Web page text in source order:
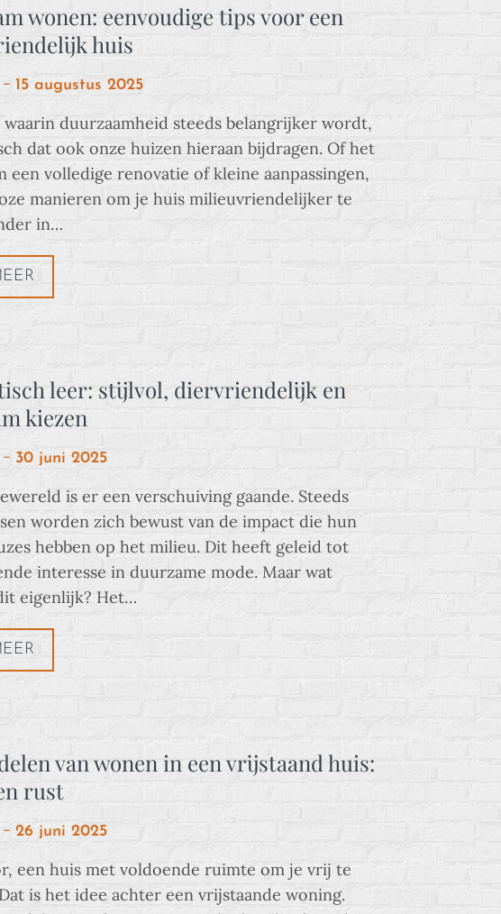
wonen: eenvoudige tips voor een
huis
Posted
15 augustus 2025
duurzaamheid steeds belangrijker wordt,
dat ook onze huizen hieraan bijdragen. Of het
een volledige renovatie of kleine aanpassingen,
manieren om je huis milieuvriendelijker te
in…
leer: stijlvol, diervriendelijk en
kiezen
Posted
30 juni 2025
is er een verschuiving gaande. Steeds
worden zich bewust van de impact die hun
hebben op het milieu. Dit heeft geleid tot
interesse in duurzame mode. Maar wat
eigenlijk? Het…
van wonen in een vrijstaand huis:
rust
Posted
26 juni 2025
een huis met voldoende ruimte om je vrij te
is het idee achter een vrijstaande woning.